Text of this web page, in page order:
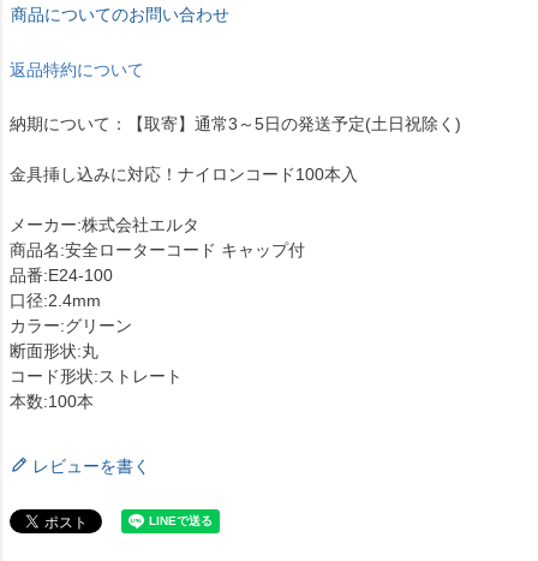
商品についてのお問い合わせ
返品特約について
納期について：【取寄】通常3～5日の発送予定(土日祝除く)
金具挿し込みに対応！ナイロンコード100本入
メーカー:株式会社エルタ
商品名:安全ローターコード キャップ付
品番:E24-100
口径:2.4mm
カラー:グリーン
断面形状:丸
コード形状:ストレート
本数:100本
レビューを書く